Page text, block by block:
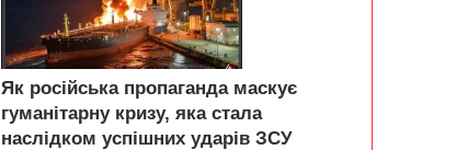
Як російська пропаганда маскує
гуманітарну кризу, яка стала
наслідком успішних ударів ЗСУ